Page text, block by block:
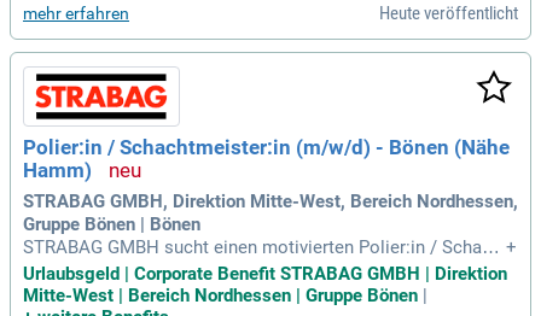
n Zuschnitten. Du bringst eine 3-jährige Ausbildung im Indus
triebereich und sehr gute Deutschkenntnisse mit. Handwerk
liches Geschick und die Bereitschaft, im 2-Schicht-Betrieb z
u arbeiten, sind unerlässlich. Werde Teil unserer Erfolgsges
chichte und bewirb dich jetzt bei der HÜBNER GmbH & Co.
KG!
mehr erfahren Heute veröffentlicht
Polier:in / Schachtmeister:in (m/w/d) - Bönen (Nähe
Hamm)
STRABAG GMBH, Direktion Mitte-West, Bereich Nordhessen,
Gruppe Bönen | Bönen
STRABAG GMBH sucht einen motivierten Polier:in / Schach
tmeister:in (m/w/d) für spannende Projekte im Straßen- und
Tiefbau im Raum Bönen. Du übernimmst Verantwortung, füh
+
Urlaubsgeld | Corporate Benefit STRABAG GMBH | Direktion
Mitte-West | Bereich Nordhessen | Gruppe Bönen |